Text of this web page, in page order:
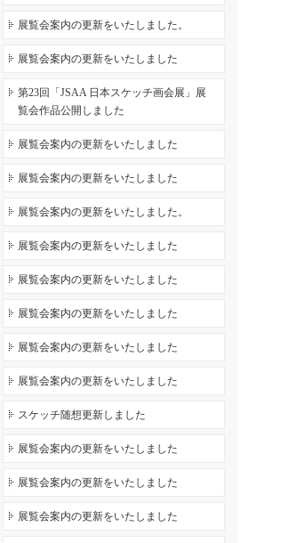
展覧会案内の更新をいたしました。
展覧会案内の更新をいたしました
第23回「JSAA 日本スケッチ画会展」展
覧会作品公開しました
展覧会案内の更新をいたしました
展覧会案内の更新をいたしました
展覧会案内の更新をいたしました。
展覧会案内の更新をいたしました
展覧会案内の更新をいたしました
展覧会案内の更新をいたしました
展覧会案内の更新をいたしました
展覧会案内の更新をいたしました
スケッチ随想更新しました
展覧会案内の更新をいたしました
展覧会案内の更新をいたしました
展覧会案内の更新をいたしました